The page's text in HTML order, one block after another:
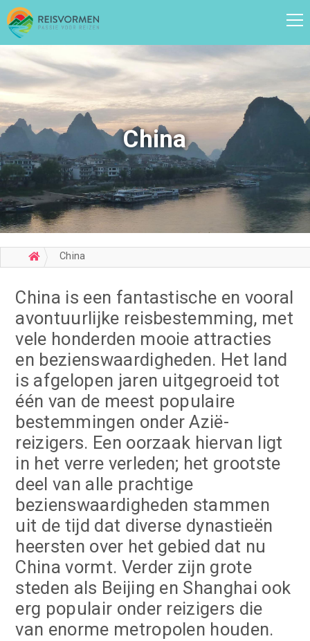
China
China
China is een fantastische en vooral
avontuurlijke reisbestemming, met
vele honderden mooie attracties
en bezienswaardigheden. Het land
is afgelopen jaren uitgegroeid tot
één van de meest populaire
bestemmingen onder Azië-
reizigers. Een oorzaak hiervan ligt
in het verre verleden; het grootste
deel van alle prachtige
bezienswaardigheden stammen
uit de tijd dat diverse dynastieën
heersten over het gebied dat nu
China vormt. Verder zijn grote
steden als Beijing en Shanghai ook
erg populair onder reizigers die
van enorme metropolen houden.